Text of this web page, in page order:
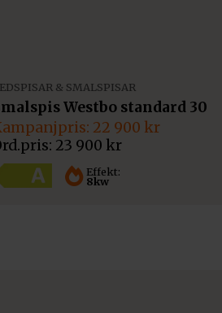
Effekt:
8kw
& SMALSPISAR
Westbo standard 30
23 900 kr
priset
22 900 kr
priset